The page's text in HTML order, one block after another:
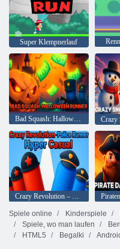
Super Klempnerlauf
Bad Squash: Halloween Runner
Spiele online
Kinderspiele
Spiele, wo man laufen
HTML5
Begalki